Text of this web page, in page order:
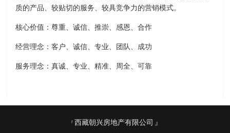
质的产品、较贴切的服务、较具竞争力的营销模式。
核心价值：尊重、诚信、推崇、感恩、合作
经营理念：客户、诚信、专业、团队、成功
服务理念：真诚、专业、精准、周全、可靠
西藏朝兴房地产有限公司